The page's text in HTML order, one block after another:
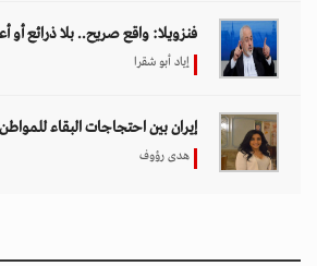
فنزويلا: واقع صريح.. بلا ذرائع أو
إياد أبو شقرا
إيران بين احتجاجات البقاء
هدى رؤوف